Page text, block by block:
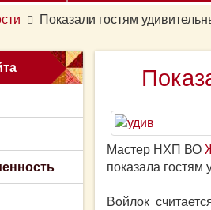
Показали гостям
Мастер НХП ВО
показала
Войлок